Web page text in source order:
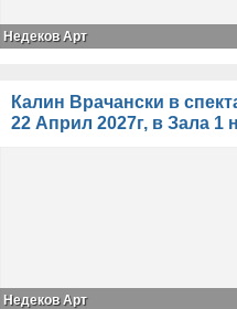
Недеков Арт
Калин Врачански в
22 Април 2027г, в Зала 1
Недеков Арт